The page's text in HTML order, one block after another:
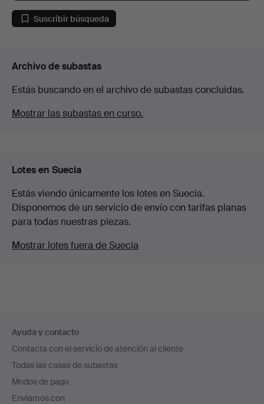
Suscribir búsqueda
Archivo de subastas
Estás buscando en el archivo de subastas concluidas.
Mostrar las subastas en curso.
Lotes en Suecia
Estás viendo únicamente los lotes en Suecia.
Disponemos de un servicio de envío con tarifas planas
para todas nuestras piezas.
Mostrar lotes fuera de Suecia
en
el
pie
de
Ayuda y contacto
Contacta con el servicio de atención al cliente
Todas las casas de subastas
Modos de pago
Enviamos con